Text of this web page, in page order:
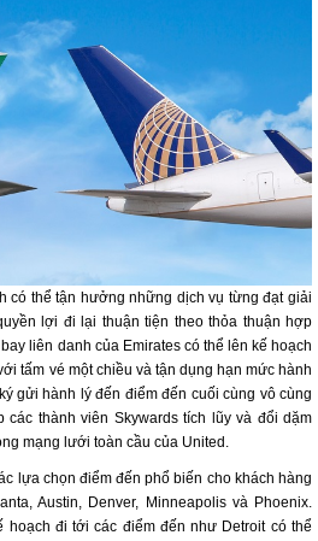
có thể tận hưởng những dịch vụ từng đạt giải
lợi đi lại thuận tiện theo thỏa thuận hợp
liên danh của Emirates có thể lên kế hoạch
tấm vé một chiều và tận dụng hạn mức hành
gửi hành lý đến điểm đến cuối cùng vô cùng
các thành viên Skywards tích lũy và đổi dặm
mạng lưới toàn cầu của United.
lựa chọn điểm đến phổ biến cho khách hàng
Austin, Denver, Minneapolis và Phoenix.
hoạch đi tới các điểm đến như Detroit có thể